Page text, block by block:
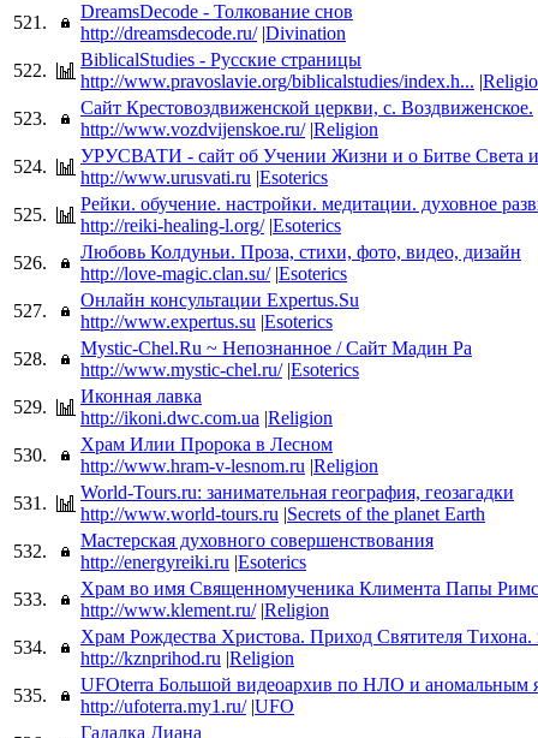
521.
DreamsDecode - Толкование снов
http://dreamsdecode.ru/ |Divination
522.
BiblicalStudies - Русские страницы
http://www.pravoslavie.org/biblicalstudies/index.h... |
523.
Сайт Крестовоздвиженской церкви, с. Воздвиженское.
http://www.vozdvijenskoe.ru/ |Religion
524.
УРУСВАТИ - сайт об Учении Жизни и о Битве Света
http://www.urusvati.ru |Esoterics
525.
Рейки. обучение. настройки. медитации. духовное
http://reiki-healing-l.org/ |Esoterics
526.
Любовь Колдуньи. Проза, стихи, фото, видео, дизайн
http://love-magic.clan.su/ |Esoterics
527.
Онлайн консультации Expertus.Su
http://www.expertus.su |Esoterics
528.
Mystic-Chel.Ru ~ Непознанное / Сайт Мадин Ра
http://www.mystic-chel.ru/ |Esoterics
529.
Иконная лавка
http://ikoni.dwc.com.ua |Religion
530.
Храм Илии Пророка в Лесном
http://www.hram-v-lesnom.ru |Religion
531.
World-Tours.ru: занимательная география, геозагадки
http://www.world-tours.ru |Secrets of the planet Earth
532.
Мастерская духовного совершенствования
http://energyreiki.ru |Esoterics
533.
Храм во имя Священномученика Климента Папы
http://www.klement.ru/ |Religion
534.
Храм Рождества Христова. Приход Святителя Тихона.
http://kznprihod.ru |Religion
535.
UFOterra Большой видеоархив по НЛО и аномальным
http://ufoterra.my1.ru/ |UFO
Гадалка Диана